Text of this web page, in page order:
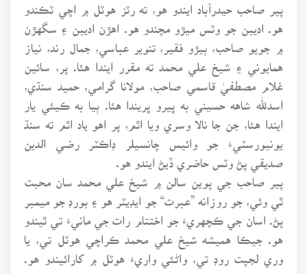
پير صاحب حيدرآباد ايندو هو، ته رٽز هوٽل ۾ اچي ٽڪندو
هو. اديبن جو وٽس ميڙو مچندو هو. اهڙن اديبن ۽ سگهڙن
۾ جويو صاحب، ٻيڙو فقير، تنوير عباسي، جمال رند، نياز
همايوني ۽ شيخ علي محمد ته مقرر ايندا هئا. پر، سائين
غلام مصطفيٰ قاسمي صاحب، مولانا گرامي، حميد سنڌي،
اسدلله شاهه حسيني به ڀيرو ڀريندا هئا. ٻيا به ڪيئي يار
ايندا هئا، جن جا نالا وسري ويا اٿم، پر اهو ياد اٿم ته سنڌ
يونيورسٽيءَ جو وائيس چانسيلر ڊاڪٽر رضي الدين
صديقي پڻ وٽس حاضري ڏيڻ ايندو هو.
پير صاحب جي پوين سالن ۾ شيخ علي محمد سان محبت
ٿي وئي، جو روزانه ”عبرت“ جو ايڊيٽر هو ۽ بورڊ جو ميمبر
پڻ. اسان جي ڪچهريءَ جو اختتام رات جي مانيءَ تي ٿيندو
هو. جيڪا هميشه شيخ علي محمد ڪراچي هوٽل تي، يا
وري لجپت روڊ تي، واڻئي واريءَ هوٽل ۾ کارائيندو هو.
هڪڙي دفعي شيخ صاحب، پير صاحب سان ڪوريءَ جي